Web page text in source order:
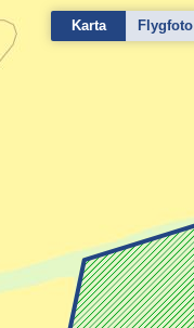
Karta Flygfoto